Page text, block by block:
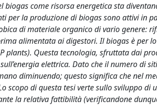
biogas come risorsa energetica sta
per la produzione di biogas sono attivi in
di materiale organico di vario genere:
alimentata ai digestori. Il biogas è per
plants). Questa tecnologia, sfruttata dai
elettrica. Dato che il numero di
diminuendo; questo significa che nel
scopo di questa tesi verte sullo sviluppo di
la relativa fattibilità (verificandone